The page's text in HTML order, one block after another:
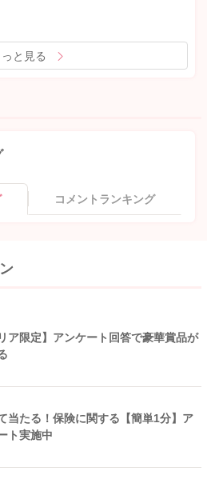
っと見る
コメントランキング
リア限定】アンケート回答で豪華賞品が
当たる！保険に関する【簡単1分】ア
ト実施中